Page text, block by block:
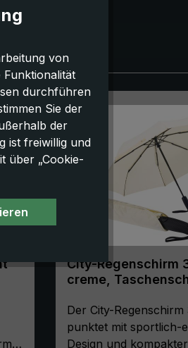
NEU!
City-Regenschirm
creme,
geformter Griff
Der City-Regenschirm
punktet mit sportlich-
Design und
von
durchführen
Sie der
der
ist freiwillig und
über „Cookie-